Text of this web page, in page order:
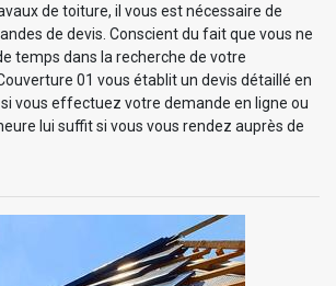
de toiture, il vous est nécessaire de
de devis. Conscient du fait que vous ne
temps dans la recherche de votre
01 vous établit un devis détaillé en
vous effectuez votre demande en ligne ou
lui suffit si vous vous rendez auprès de